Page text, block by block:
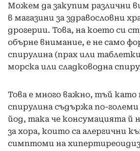
Можем да закупим различни
в магазини за здравословни
дрогерии. Това, на което си
обърне внимание, е не само
спирулина (прах или
морска или сладководна
Това е много важно, тъй като
спирулина съдържа по-
йод, така че консумацията й
за хора, които са алергични
симптоми на